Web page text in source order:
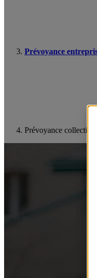
Prévoyance
Prévoyance collective